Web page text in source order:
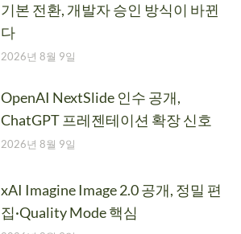
기본 전환, 개발자 승인 방식이 바뀐
다
2026년 8월 9일
OpenAI NextSlide 인수 공개,
ChatGPT 프레젠테이션 확장 신호
2026년 8월 9일
xAI Imagine Image 2.0 공개, 정밀 편
집·Quality Mode 핵심